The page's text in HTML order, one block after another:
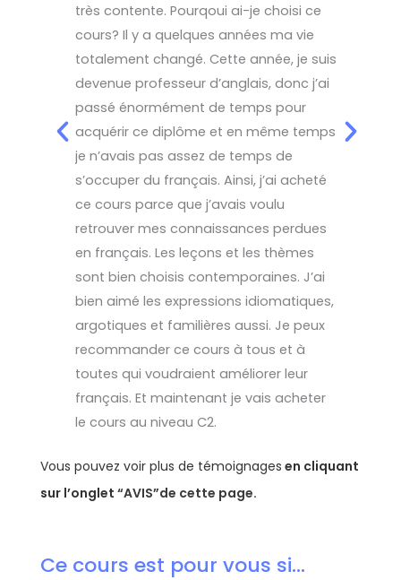
très contente. Pourqoui ai-je choisi ce
cours? Il y a quelques années ma vie
totalement changé. Cette année, je suis
devenue professeur d’anglais, donc j’ai
passé énormément de temps pour
acquérir ce diplôme et en même temps
je n’avais pas assez de temps de
s’occuper du français. Ainsi, j’ai acheté
ce cours parce que j’avais voulu
retrouver mes connaissances perdues
en français. Les leçons et les thèmes
sont bien choisis contemporaines. J’ai
bien aimé les expressions idiomatiques,
argotiques et familières aussi. Je peux
recommander ce cours à tous et à
toutes qui voudraient améliorer leur
français. Et maintenant je vais acheter
le cours au niveau C2.
même
Vous pouvez voir plus de témoignages en cliquant
sur l’onglet“AVIS”de cette page.
Ce cours est pour vous si...